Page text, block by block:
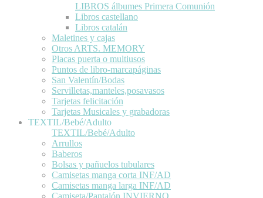
LIBROS álbumes Primera Comunión
Libros castellano
Libros catalán
Maletines y cajas
Otros ARTS. MEMORY
Placas puerta o multiusos
Puntos de libro-marcapáginas
San Valentín/Bodas
Servilletas,manteles,posavasos
Tarjetas felicitación
Tarjetas Musicales y grabadoras
TEXTIL/Bebé/Adulto
TEXTIL/Bebé/Adulto
Arrullos
Baberos
Bolsas y pañuelos tubulares
Camisetas manga corta INF/AD
Camisetas manga larga INF/AD
Camiseta/Pantalón INVIERNO